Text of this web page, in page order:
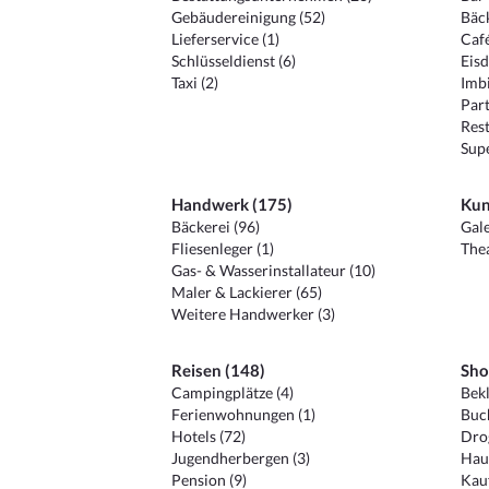
Gebäudereinigung (52)
Lieferservice (1)
Schlüsseldienst (6)
Taxi (2)
Handwerk (175)
Bäckerei (96)
Fliesenleger (1)
Gas- & Wasserinstallateur (10)
Maler & Lackierer (65)
Weitere Handwerker (3)
Reisen (148)
Campingplätze (4)
Ferienwohnungen (1)
Hotels (72)
Jugendherbergen (3)
Pension (9)